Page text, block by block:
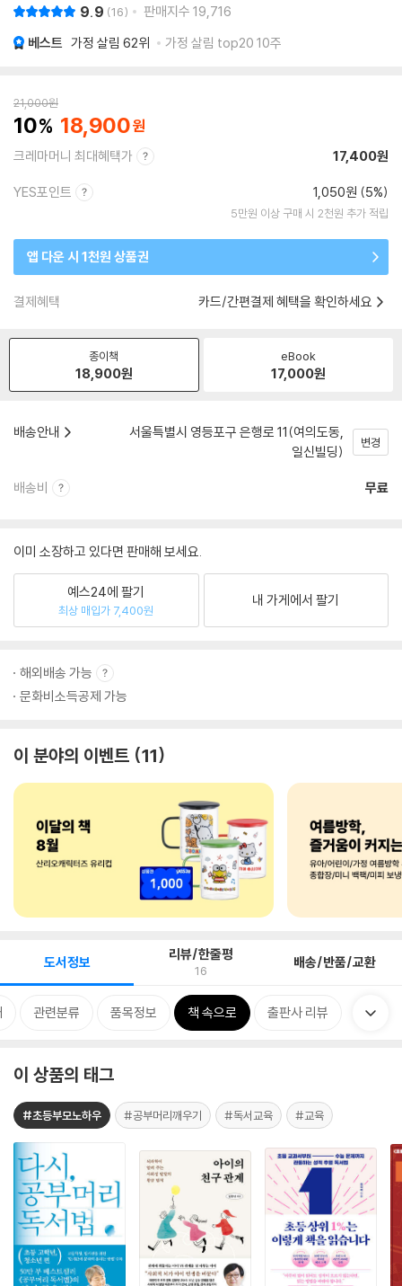
9.9 16 판매지수 19,716
베스트 가정 살림 62위 가정 살림 top20 10주
21,000원
10 18,900
크레마머니 최대혜택가 17,400원
YES포인트 1,050원 (5%)
5만원 이상 구매 시 2천원 추가 적립
앱 다운 시 1천원 상품권
결제혜택 카드/간편결제 혜택을 확인하세요
종이책
18,900원
eBook
17,000원
배송안내
서울특별시 영등포구 은행로 11(여의도동,
일신빌딩)
변경
배송비 무료
이미 소장하고 있다면 판매해 보세요.
예스24에 팔기
최상 매입가 7,400원
내 가게에서 팔기
해외배송 가능
문화비소득공제 가능
이 분야의 이벤트 11
도서정보 리뷰/한줄평
16 배송/반품/교환
관련분류 품목정보 책 속으로 출판사 리뷰
이 상품의 태그
#초등부모노하우 #공부머리깨우기 #독서교육 #교육